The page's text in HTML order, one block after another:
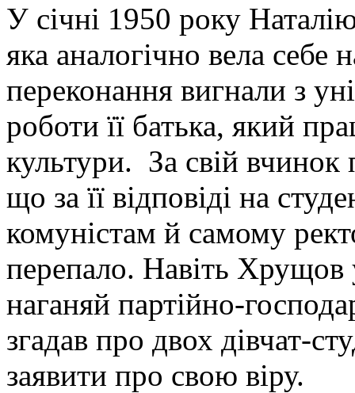
У січні 1950 року
яка аналогічно вела себе
переконання вигнали з
роботи її батька, який
культури. За свій
що за її відповіді на
комуністам й самому
перепало. Навіть Хрущов
наганяй партійно-
згадав про двох дівчат-
заявити про свою віру.